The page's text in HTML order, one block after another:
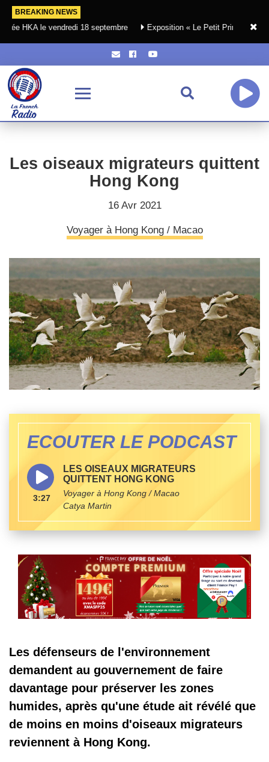
BREAKING NEWS
vendredi 18 septembre Exposition « Le Petit Prince et le Pilote » -
Les oiseaux migrateurs quittent
Hong Kong
16 Avr 2021
Voyager à Hong Kong / Macao
ECOUTER LE PODCAST
LES OISEAUX MIGRATEURS
QUITTENT HONG KONG
Voyager à Hong Kong / Macao
Catya Martin
3:27
Les défenseurs de l'environnement
demandent au gouvernement de faire
davantage pour préserver les zones
humides, après qu'une étude ait révélé que
de moins en moins d'oiseaux migrateurs
reviennent à Hong Kong.